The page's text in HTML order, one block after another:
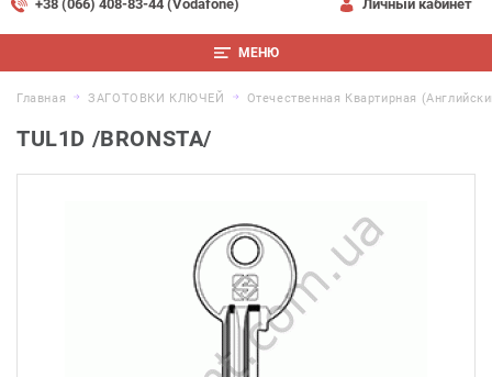
+38 (066) 408-83-44 (Vodafone) Личный кабинет
МЕНЮ
Главная ЗАГОТОВКИ КЛЮЧЕЙ Отечественная Квартирная
TUL1D /BRONSTA/